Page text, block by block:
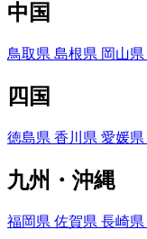
中国
鳥取県 島根県 岡山県
四国
徳島県 香川県 愛媛県
九州・沖縄
福岡県 佐賀県 長崎県